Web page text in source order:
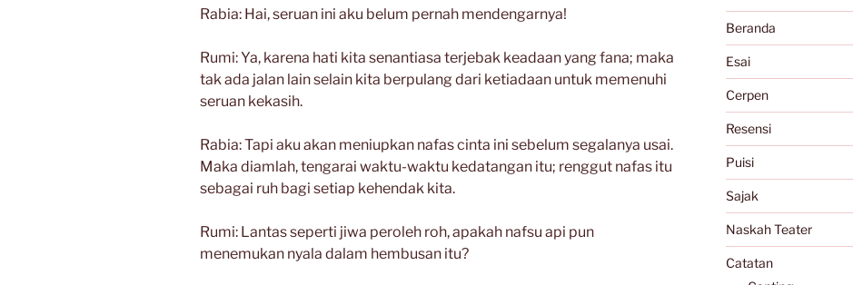
Rabia: Hai, seruan ini aku belum pernah mendengarnya!
Rumi: Ya, karena hati kita senantiasa terjebak keadaan yang fana; maka
tak ada jalan lain selain kita berpulang dari ketiadaan untuk memenuhi
seruan kekasih.
Rabia: Tapi aku akan meniupkan nafas cinta ini sebelum segalanya usai.
Maka diamlah, tengarai waktu-waktu kedatangan itu; renggut nafas itu
sebagai ruh bagi setiap kehendak kita.
Rumi: Lantas seperti jiwa peroleh roh, apakah nafsu api pun
menemukan nyala dalam hembusan itu?
Beranda
Esai
Cerpen
Resensi
Puisi
Sajak
Naskah Teater
Catatan